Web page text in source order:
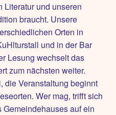
Literatur und unseren
braucht. Unsere
Orten in
und in der Bar
Lesung wechselt das
zum nächsten weiter.
die Veranstaltung beginnt
Wer mag, trifft sich
auf ein